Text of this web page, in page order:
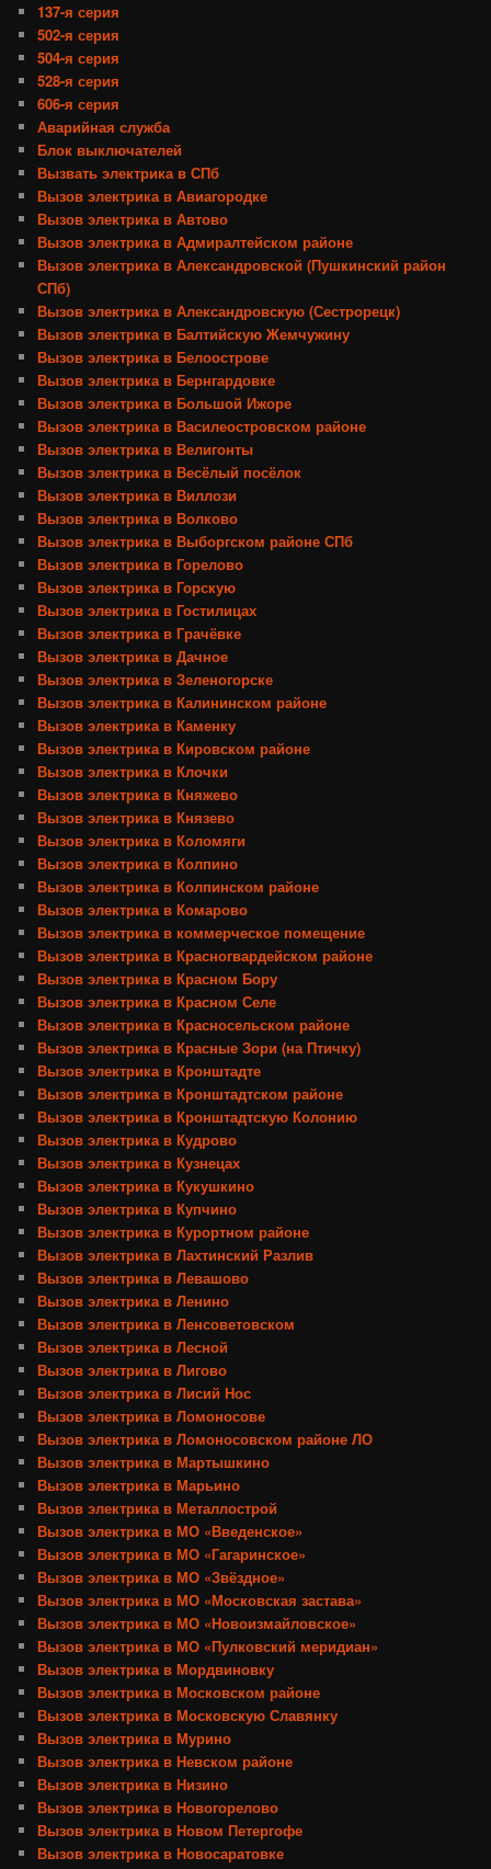
137-я серия
502-я серия
504-я серия
528-я серия
606-я серия
Аварийная служба
Блок выключателей
Вызвать электрика в СПб
Вызов электрика в Авиагородке
Вызов электрика в Автово
Вызов электрика в Адмиралтейском районе
Вызов электрика в Александровской (Пушкинский район
СПб)
Вызов электрика в Александровскую (Сестрорецк)
Вызов электрика в Балтийскую Жемчужину
Вызов электрика в Белоострове
Вызов электрика в Бернгардовке
Вызов электрика в Большой Ижоре
Вызов электрика в Василеостровском районе
Вызов электрика в Велигонты
Вызов электрика в Весёлый посёлок
Вызов электрика в Виллози
Вызов электрика в Волково
Вызов электрика в Выборгском районе СПб
Вызов электрика в Горелово
Вызов электрика в Горскую
Вызов электрика в Гостилицах
Вызов электрика в Грачёвке
Вызов электрика в Дачное
Вызов электрика в Зеленогорске
Вызов электрика в Калининском районе
Вызов электрика в Каменку
Вызов электрика в Кировском районе
Вызов электрика в Клочки
Вызов электрика в Княжево
Вызов электрика в Князево
Вызов электрика в Коломяги
Вызов электрика в Колпино
Вызов электрика в Колпинском районе
Вызов электрика в Комарово
Вызов электрика в коммерческое помещение
Вызов электрика в Красногвардейском районе
Вызов электрика в Красном Бору
Вызов электрика в Красном Селе
Вызов электрика в Красносельском районе
Вызов электрика в Красные Зори (на Птичку)
Вызов электрика в Кронштадте
Вызов электрика в Кронштадтском районе
Вызов электрика в Кронштадтскую Колонию
Вызов электрика в Кудрово
Вызов электрика в Кузнецах
Вызов электрика в Кукушкино
Вызов электрика в Купчино
Вызов электрика в Курортном районе
Вызов электрика в Лахтинский Разлив
Вызов электрика в Левашово
Вызов электрика в Ленино
Вызов электрика в Ленсоветовском
Вызов электрика в Лесной
Вызов электрика в Лигово
Вызов электрика в Лисий Нос
Вызов электрика в Ломоносове
Вызов электрика в Ломоносовском районе ЛО
Вызов электрика в Мартышкино
Вызов электрика в Марьино
Вызов электрика в Металлострой
Вызов электрика в МО «Введенское»
Вызов электрика в МО «Гагаринское»
Вызов электрика в МО «Звёздное»
Вызов электрика в МО «Московская застава»
Вызов электрика в МО «Новоизмайловское»
Вызов электрика в МО «Пулковский меридиан»
Вызов электрика в Мордвиновку
Вызов электрика в Московском районе
Вызов электрика в Московскую Славянку
Вызов электрика в Мурино
Вызов электрика в Невском районе
Вызов электрика в Низино
Вызов электрика в Новогорелово
Вызов электрика в Новом Петергофе
Вызов электрика в Новосаратовке